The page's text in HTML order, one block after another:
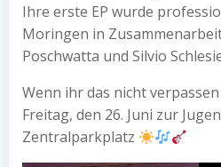
Ihre erste EP wurde
Moringen in
Poschwatta und Silvio
Wenn ihr das nicht
Freitag, den 26. Juni zur
Zentralparkplatz